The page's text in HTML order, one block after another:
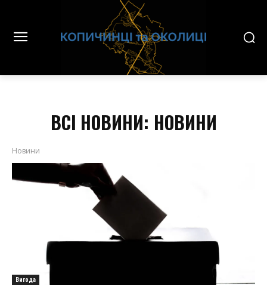
ВСІ НОВИНИ: НОВИНИ
Новини
Вигода